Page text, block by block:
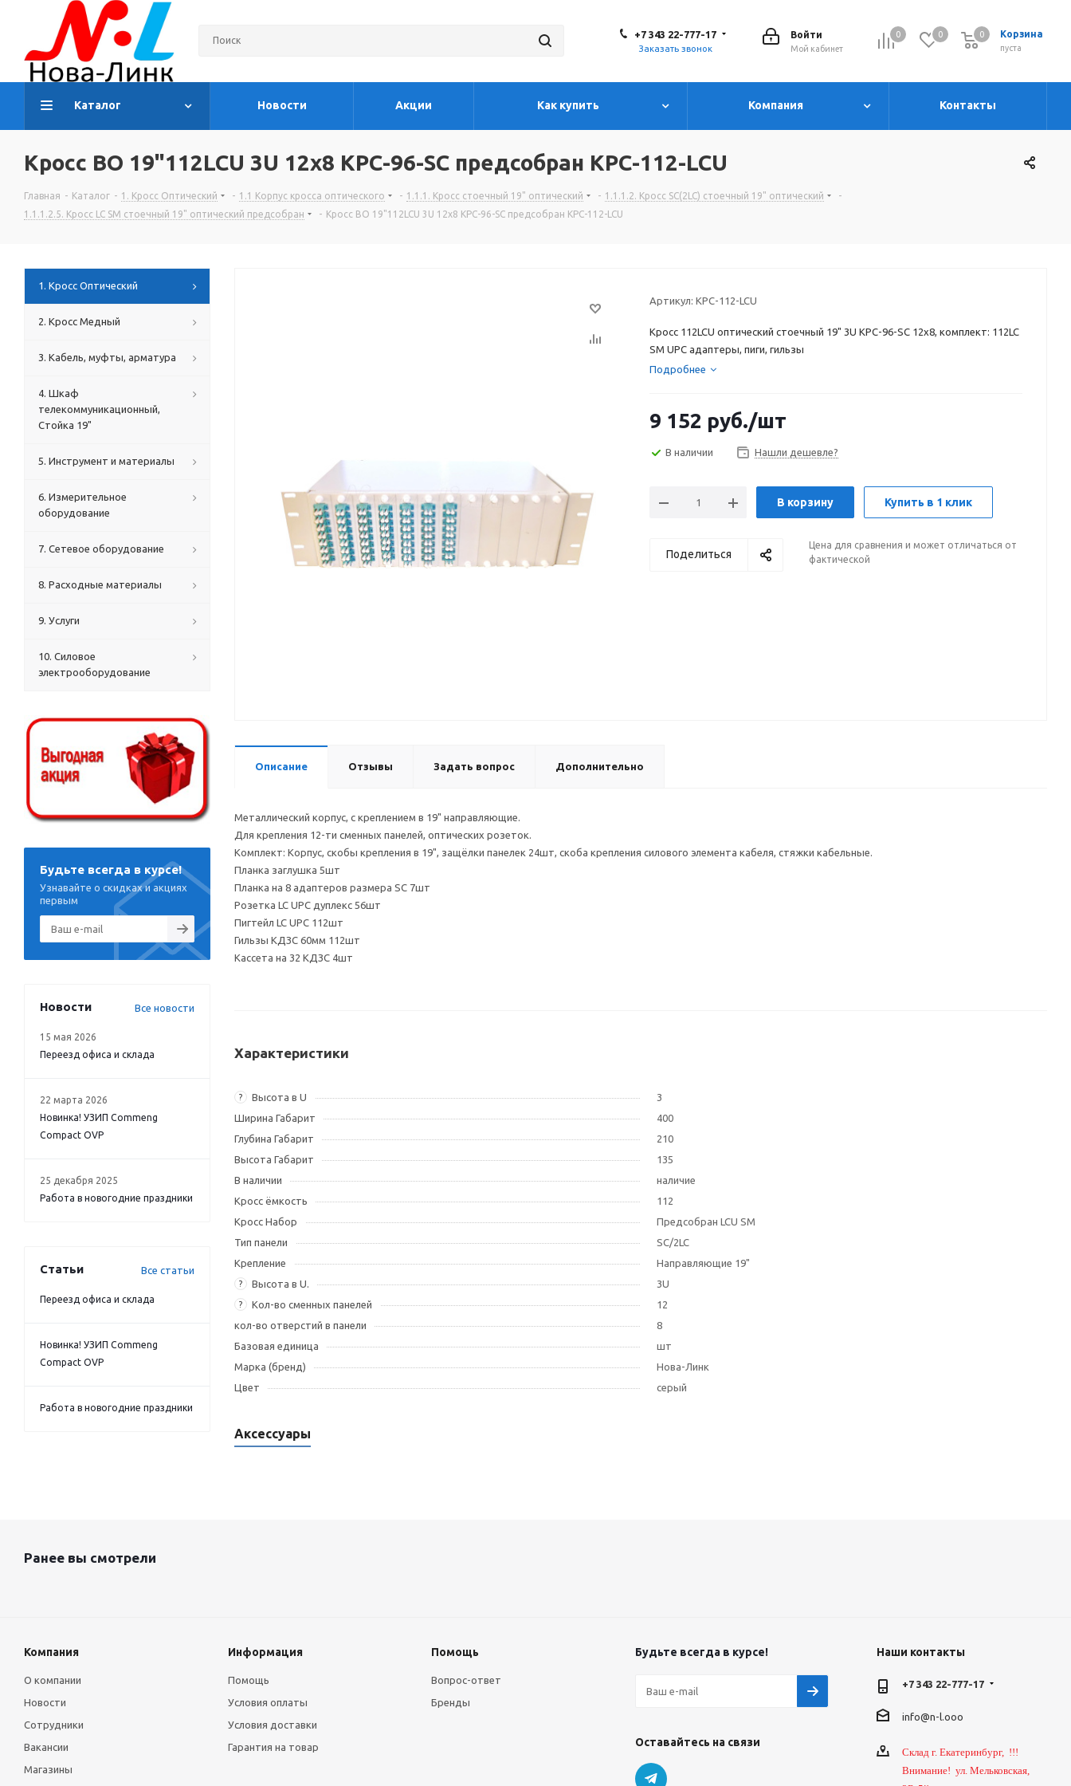
0 0 Корзина
0
пуста
0
Войти
Мой кабинет
+7 343 22-777-17
Заказать звонок
Каталог Новости Акции Как купить Компания Контакты
Кросс ВО 19"112LCU 3U 12х8 КРС-96-SC предсобран КРС-112-LCU
Главная - Каталог - 1. Кросс Оптический - 1.1 Корпус кросса оптического - 1.1.1. Кросс стоечный 19" оптический - 1.1.1.2. Кросс SC(2LC) стоечный 19" оптический
-
1.1.1.2.5. Кросс LC SM стоечный 19" оптический предсобран
- Кросс ВО 19"112LCU 3U 12х8 КРС-96-SC предсобран КРС-112-LCU
Артикул: КРС-112-LCU
Кросс 112LCU оптический стоечный 19" 3U КРС-96-SC 12х8, комплект: 112LC
SM UPC адаптеры, пиги, гильзы
Подробнее
9 152 руб./шт
В наличии Нашли дешевле?
В корзину Купить в 1 клик
Поделиться
Цена для сравнения и может отличаться от
фактической
Описание Отзывы Задать вопрос Дополнительно
Металлический корпус, с креплением в 19" направляющие.
Для крепления 12-ти сменных панелей, оптических розеток.
Комплект: Корпус, скобы крепления в 19", защёлки панелек 24шт, скоба крепления силового элемента кабеля, стяжки кабельные.
Планка заглушка 5шт
Планка на 8 адаптеров размера SC 7шт
Розетка LC UPC дуплекс 56шт
Пигтейл LC UPC 112шт
Гильзы КДЗС 60мм 112шт
Кассета на 32 КДЗС 4шт
Характеристики
? Высота в U
3
Ширина Габарит
400
Глубина Габарит
210
Высота Габарит
135
В наличии
наличие
Кросс ёмкость
112
Кросс Набор
Предсобран LCU SM
Тип панели
SC/2LC
Крепление
Направляющие 19"
? Высота в U. 3U
? Кол-во сменных панелей
12
кол-во отверстий в панели
8
Базовая единица
шт
Марка (бренд)
Нова-Линк
Цвет
серый
Аксессуары
1. Кросс Оптический
2. Кросс Медный
3. Кабель, муфты, арматура
4. Шкаф
телекоммуникационный,
Стойка 19"
5. Инструмент и материалы
6. Измерительное
оборудование
7. Сетевое оборудование
8. Расходные материалы
9. Услуги
10. Силовое
электрооборудование
Будьте всегда в курсе!
Узнавайте о скидках и акциях
первым
Новости Все новости
15 мая 2026
Переезд офиса и склада
22 марта 2026
Новинка! УЗИП Commeng
Compact OVP
25 декабря 2025
Работа в новогодние праздники
Статьи Все статьи
Переезд офиса и склада
Новинка! УЗИП Commeng
Compact OVP
Работа в новогодние праздники
Ранее вы смотрели
Компания
О компании
Новости
Сотрудники
Вакансии
Магазины
Информация
Помощь
Условия оплаты
Условия доставки
Гарантия на товар
Помощь
Вопрос-ответ
Бренды
Будьте всегда в курсе!
Оставайтесь на связи
Наши контакты
+7 343 22-777-17
info@n-l.ooo
Склад г. Екатеринбург, !!!
Внимание! ул. Мельковская,